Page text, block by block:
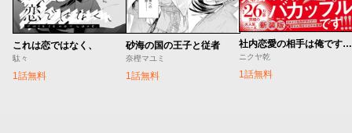
これは恋ではなく、
駄々
1話無料
砂海の国の王子と従者
奈樫マユミ
1話無料
社内恋愛の相手は俺ですけど？ 新装版
ニクヤ乾
1話無料